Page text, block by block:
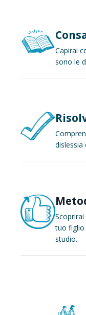
Capirai
sono le
dislessia
tuo figlio
studio.